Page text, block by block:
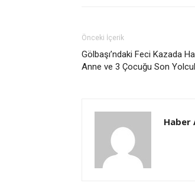
Önceki İçerik
Gölbaşı’ndaki Feci Kazada
Anne ve 3 Çocuğu Son
Haber